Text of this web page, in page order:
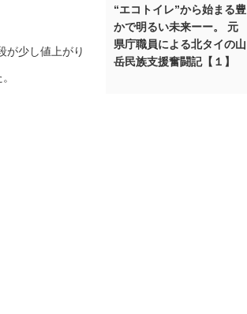
が少し値上がり
“エコトイレ”から始まる豊
かで明るい未来ーー。 元
県庁職員による北タイの山
岳民族支援奮闘記【１】